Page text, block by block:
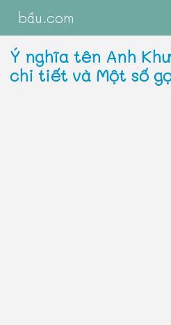
bầu.com
Ý nghĩa tên Anh
chi tiết và Một số